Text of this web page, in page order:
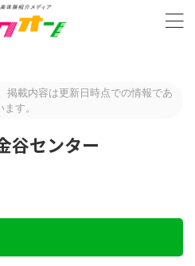
掲載内容は更新日時点での情報であ
す。
谷センター